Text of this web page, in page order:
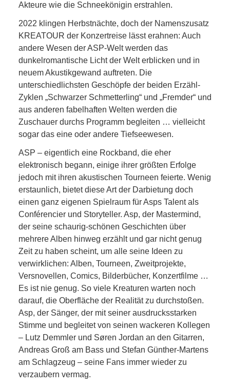
Akteure wie die Schneekönigin erstrahlen.
2022 klingen Herbstnächte, doch der Namenszusatz
KREATOUR der Konzertreise lässt erahnen: Auch
andere Wesen der ASP-Welt werden das
dunkelromantische Licht der Welt erblicken und in
neuem Akustikgewand auftreten. Die
unterschiedlichsten Geschöpfe der beiden Erzähl-
Zyklen „Schwarzer Schmetterling“ und „Fremder“ und
aus anderen fabelhaften Welten werden die
Zuschauer durchs Programm begleiten … vielleicht
sogar das eine oder andere Tiefseewesen.
ASP – eigentlich eine Rockband, die eher
elektronisch begann, einige ihrer größten Erfolge
jedoch mit ihren akustischen Tourneen feierte. Wenig
erstaunlich, bietet diese Art der Darbietung doch
einen ganz eigenen Spielraum für Asps Talent als
Conférencier und Storyteller. Asp, der Mastermind,
der seine schaurig-schönen Geschichten über
mehrere Alben hinweg erzählt und gar nicht genug
Zeit zu haben scheint, um alle seine Ideen zu
verwirklichen: Alben, Tourneen, Zweitprojekte,
Versnovellen, Comics, Bilderbücher, Konzertfilme …
Es ist nie genug. So viele Kreaturen warten noch
darauf, die Oberfläche der Realität zu durchstoßen.
Asp, der Sänger, der mit seiner ausdrucksstarken
Stimme und begleitet von seinen wackeren Kollegen
– Lutz Demmler und Søren Jordan an den Gitarren,
Andreas Groß am Bass und Stefan Günther-Martens
am Schlagzeug – seine Fans immer wieder zu
verzaubern vermag.